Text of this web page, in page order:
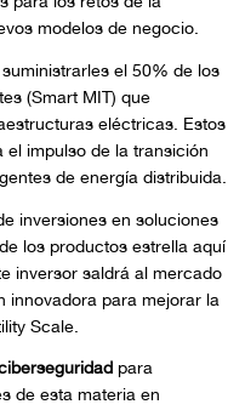
modelos de negocio.
el 50% de los
(Smart MIT) que
eléctricas. Estos
impulso de la transición
de energía distribuida.
inversiones en soluciones
los productos estrella aquí
inversor saldrá al mercado
innovadora para mejorar la
Scale.
para
de esta materia en